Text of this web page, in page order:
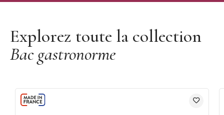
Explorez toute la collection
Bac gastronorme